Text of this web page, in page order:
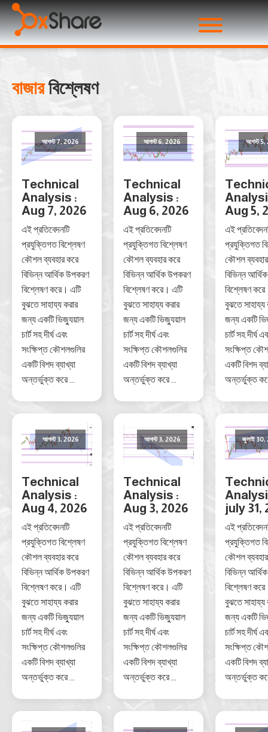
বাজারবিশ্লেষণ
আগস্ট 7, 2026
Technical
Analysis :
Aug 7, 2026
এই প্রতিবেদনটি
প্রযুক্তিগত বিশ্লেষণ
কৌশল ব্যবহার করে
বিভিন্ন আর্থিক উপকরণ
বিশ্লেষণ করে। এটি
বুঝতে সাহায্য করার
জন্য একটি ভিজ্যুয়াল
চার্ট সহ দীর্ঘ এবং
সংক্ষিপ্ত কৌশলগুলির
একটি বিশদ ব্যাখ্যা
অন্তর্ভুক্ত করে ...
আগস্ট 6, 2026
Technical
Analysis :
Aug 6, 2026
এই প্রতিবেদনটি
প্রযুক্তিগত বিশ্লেষণ
কৌশল ব্যবহার করে
বিভিন্ন আর্থিক উপকরণ
বিশ্লেষণ করে। এটি
বুঝতে সাহায্য করার
জন্য একটি ভিজ্যুয়াল
চার্ট সহ দীর্ঘ এবং
সংক্ষিপ্ত কৌশলগুলির
একটি বিশদ ব্যাখ্যা
অন্তর্ভুক্ত করে ...
আগস্ট 5,
Aug 5,
এই
প্রযুক্তিগত
কৌশল
বিভিন্ন
বিশ্লেষণ
বুঝতে সাহায্য
জন্য একটি
চার্ট সহ দীর্ঘ
সংক্ষিপ্ত
একটি বিশদ
অন্তর্ভুক্ত
আগস্ট 3, 2026
Technical
Analysis :
Aug 4, 2026
এই প্রতিবেদনটি
প্রযুক্তিগত বিশ্লেষণ
কৌশল ব্যবহার করে
বিভিন্ন আর্থিক উপকরণ
বিশ্লেষণ করে। এটি
বুঝতে সাহায্য করার
জন্য একটি ভিজ্যুয়াল
চার্ট সহ দীর্ঘ এবং
সংক্ষিপ্ত কৌশলগুলির
একটি বিশদ ব্যাখ্যা
অন্তর্ভুক্ত করে ...
আগস্ট 3, 2026
Technical
Analysis :
Aug 3, 2026
এই প্রতিবেদনটি
প্রযুক্তিগত বিশ্লেষণ
কৌশল ব্যবহার করে
বিভিন্ন আর্থিক উপকরণ
বিশ্লেষণ করে। এটি
বুঝতে সাহায্য করার
জন্য একটি ভিজ্যুয়াল
চার্ট সহ দীর্ঘ এবং
সংক্ষিপ্ত কৌশলগুলির
একটি বিশদ ব্যাখ্যা
অন্তর্ভুক্ত করে ...
জুলাই 30,
july 31,
এই
প্রযুক্তিগত
কৌশল
বিভিন্ন
বিশ্লেষণ
বুঝতে সাহায্য
জন্য একটি
চার্ট সহ দীর্ঘ
সংক্ষিপ্ত
একটি বিশদ
অন্তর্ভুক্ত